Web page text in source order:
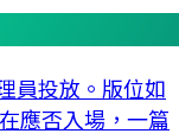
員投放。版位如
應否入場，一篇